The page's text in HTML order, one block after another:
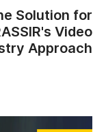
Solution for
Video
Approach